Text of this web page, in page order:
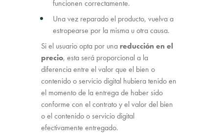
funcionen correctamente.
Una vez reparado el producto, vuelva a
estropearse por la misma u otra causa.
Si el usuario opta por una reducción en el
precio, esta será proporcional a la
diferencia entre el valor que el bien o
contenido o servicio digital hubiera tenido en
el momento de la entrega de haber sido
conforme con el contrato y el valor del bien
o el contenido o servicio digital
efectivamente entregado.